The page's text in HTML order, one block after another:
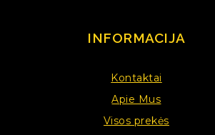
INFORMACIJA
Kontaktai
Apie Mus
Visos prekės